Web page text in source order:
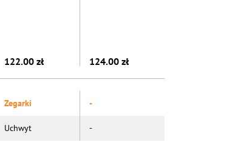
122.00 zł 124.00 zł
Zegarki -
Uchwyt -